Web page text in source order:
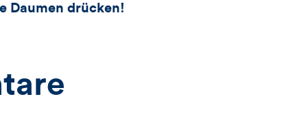
Daumen drücken!